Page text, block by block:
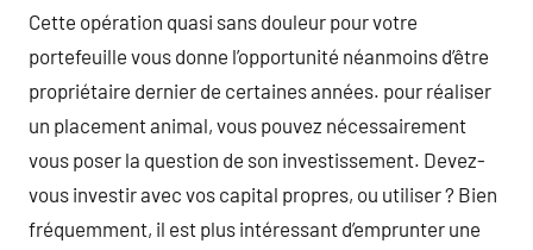
Cette opération quasi sans douleur pour votre
portefeuille vous donne l’opportunité néanmoins d’être
propriétaire dernier de certaines années. pour réaliser
un placement animal, vous pouvez nécessairement
vous poser la question de son investissement. Devez-
vous investir avec vos capital propres, ou utiliser ? Bien
fréquemment, il est plus intéressant d’emprunter une